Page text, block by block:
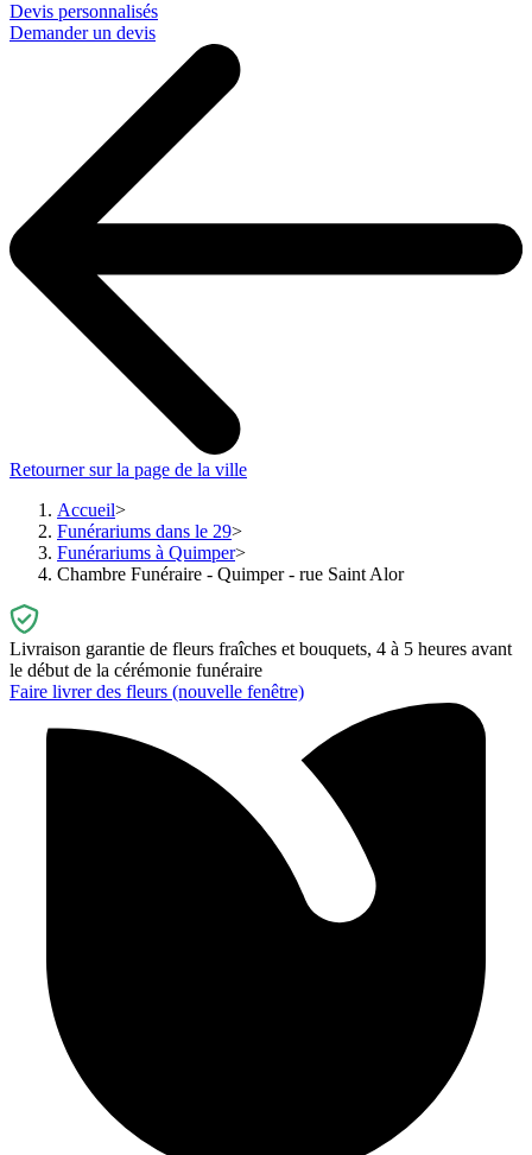
Devis personnalisés
Demander un devis
Retourner sur la page de la ville
Accueil
Funérariums dans le 29
Funérariums à Quimper
Chambre Funéraire - Quimper - rue Saint Alor
Livraison garantie de fleurs fraîches et bouquets, 4 à 5 heures avant
le début de la cérémonie funéraire
Faire livrer des fleurs (nouvelle fenêtre)